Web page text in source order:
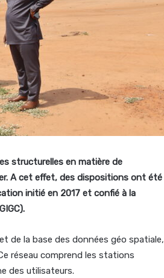
structurelles en matière de
A cet effet, des dispositions ont été
initié en 2017 et confié à la
de la base des données géo spatiale,
réseau comprend les stations
des utilisateurs.